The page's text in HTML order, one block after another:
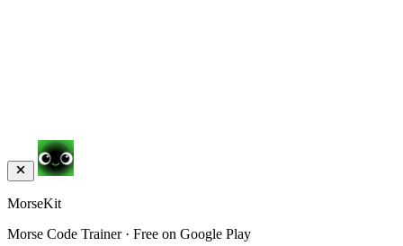
MorseKit
Morse Code Trainer · Free on Google Play